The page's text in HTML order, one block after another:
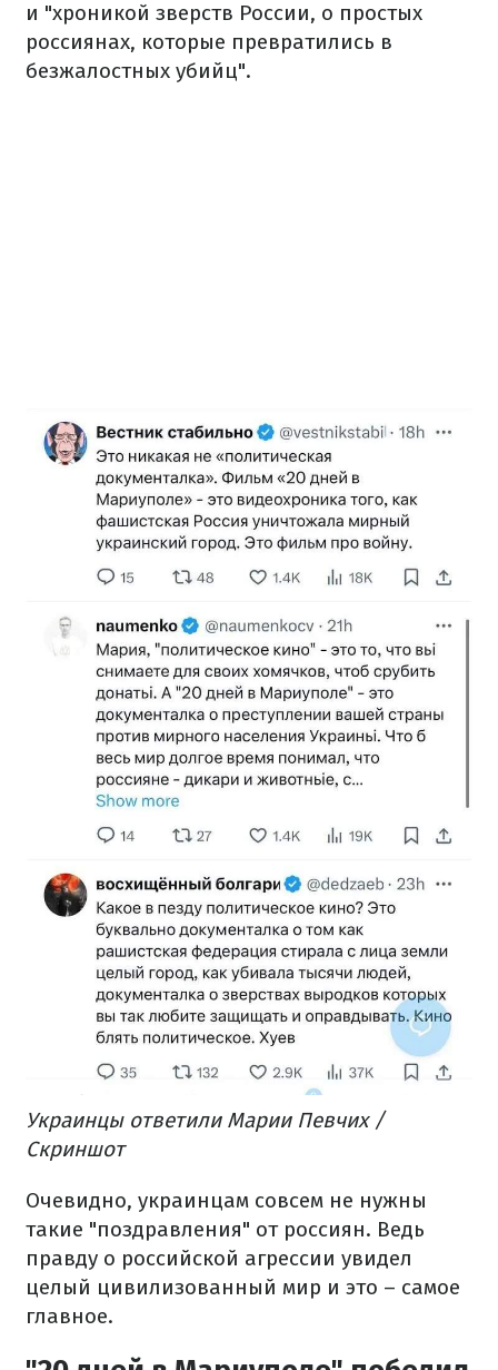
и "хроникой зверств России, о простых
россиянах, которые превратились в
безжалостных убийц".
Украинцы ответили Марии Певчих /
Скриншот
Очевидно, украинцам совсем не нужны
такие "поздравления" от россиян. Ведь
правду о российской агрессии увидел
целый цивилизованный мир и это – самое
главное.